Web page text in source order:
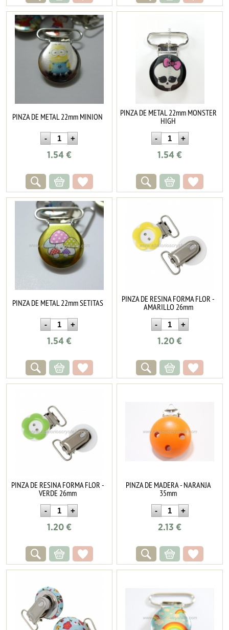
PINZA DE METAL 22mm MINION
1.54€
PINZA DE METAL 22mm MONSTER
HIGH
1.54 €
PINZA DE METAL 22mm SETITAS
1.54€
PINZA DE RESINA FORMA FLOR -
AMARILLO 26mm
1.20 €
PINZA DE RESINA FORMA FLOR -
VERDE 26mm
1.20€
PINZA DE MADERA - NARANJA
35mm
2.13 €